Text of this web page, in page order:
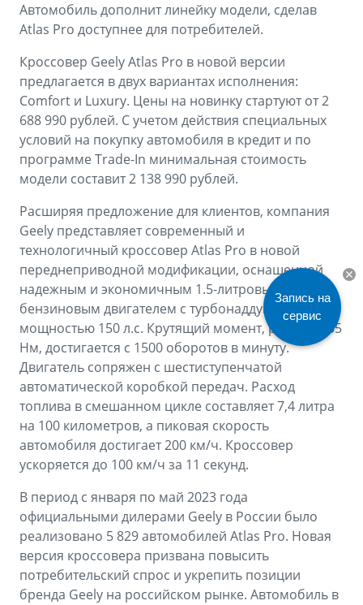
MONJARO
от 4 349 990 ₽*
PREFACE
от 3 079 990 ₽*
ФИНАНСЫ И УСЛУГИ
Автокредит
Расчет КАСКО
Страхование
GEELY Лизинг
Спецпредложения
ПОДДЕРЖКА
Помощь на дорогах
Гарантия Geely
Сервисная книжка
Вопросы и ответы
Автомобиль дополнит линейку модели, сделав
Atlas Pro доступнее для потребителей.
Кроссовер Geely Atlas Pro в новой версии
предлагается в двух вариантах исполнения:
Comfort и Luxury. Цены на новинку стартуют от 2
688 990 рублей. С учетом действия специальных
условий на покупку автомобиля в кредит и по
программе Trade-In минимальная стоимость
модели составит 2 138 990 рублей.
Расширяя предложение для клиентов, компания
Geely представляет современный и
технологичный кроссовер Atlas Pro в новой
переднеприводной модификации, оснащенной
надежным и экономичным 1.5-литровым
бензиновым двигателем с турбонаддувом и
мощностью 150 л.с. Крутящий момент, равный 255
Нм, достигается с 1500 оборотов в минуту.
Двигатель сопряжен с шестиступенчатой
автоматической коробкой передач. Расход
топлива в смешанном цикле составляет 7,4 литра
на 100 километров, а пиковая скорость
автомобиля достигает 200 км/ч. Кроссовер
ускоряется до 100 км/ч за 11 секунд.
В период с января по май 2023 года
официальными дилерами Geely в России было
реализовано 5 829 автомобилей Atlas Pro. Новая
версия кроссовера призвана повысить
потребительский спрос и укрепить позиции
бренда Geely на российском рынке. Автомобиль в
Запись на
сервис